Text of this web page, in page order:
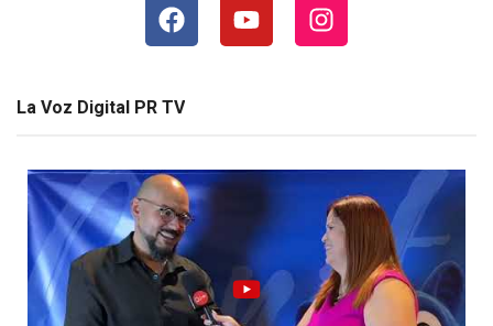
La Voz Digital PR TV